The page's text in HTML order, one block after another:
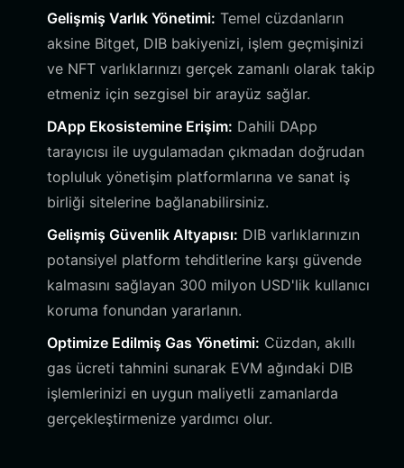
Gelişmiş Varlık Yönetimi: Temel cüzdanların
aksine Bitget, DIB bakiyenizi, işlem geçmişinizi
ve NFT varlıklarınızı gerçek zamanlı olarak takip
etmeniz için sezgisel bir arayüz sağlar.
DApp Ekosistemine Erişim: Dahili DApp
tarayıcısı ile uygulamadan çıkmadan doğrudan
topluluk yönetişim platformlarına ve sanat iş
birliği sitelerine bağlanabilirsiniz.
Gelişmiş Güvenlik Altyapısı: DIB varlıklarınızın
potansiyel platform tehditlerine karşı güvende
kalmasını sağlayan 300 milyon USD'lik kullanıcı
koruma fonundan yararlanın.
Optimize Edilmiş Gas Yönetimi: Cüzdan, akıllı
gas ücreti tahmini sunarak EVM ağındaki DIB
işlemlerinizi en uygun maliyetli zamanlarda
gerçekleştirmenize yardımcı olur.